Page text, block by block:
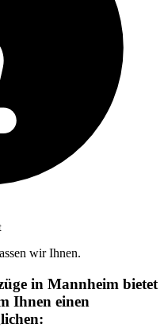
wir Ihnen.
in Mannheim bietet
Ihnen einen